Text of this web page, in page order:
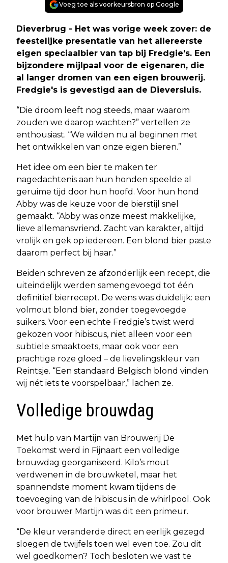
Voeg toe als voorkeursbron op Google
Dieverbrug - Het was vorige week zover: de
feestelijke presentatie van het allereerste
eigen speciaalbier van tap bij Fredgie’s. Een
bijzondere mijlpaal voor de eigenaren, die
al langer dromen van een eigen brouwerij.
Fredgie's is gevestigd aan de Dieversluis.
“Die droom leeft nog steeds, maar waarom
zouden we daarop wachten?” vertellen ze
enthousiast. “We wilden nu al beginnen met
het ontwikkelen van onze eigen bieren.”
Het idee om een bier te maken ter
nagedachtenis aan hun honden speelde al
geruime tijd door hun hoofd. Voor hun hond
Abby was de keuze voor de bierstijl snel
gemaakt. “Abby was onze meest makkelijke,
lieve allemansvriend. Zacht van karakter, altijd
vrolijk en gek op iedereen. Een blond bier paste
daarom perfect bij haar.”
Beiden schreven ze afzonderlijk een recept, die
uiteindelijk werden samengevoegd tot één
definitief bierrecept. De wens was duidelijk: een
volmout blond bier, zonder toegevoegde
suikers. Voor een echte Fredgie’s twist werd
gekozen voor hibiscus, niet alleen voor een
subtiele smaaktoets, maar ook voor een
prachtige roze gloed – de lievelingskleur van
Reintsje. “Een standaard Belgisch blond vinden
wij nét iets te voorspelbaar,” lachen ze.
Volledige brouwdag
Met hulp van Martijn van Brouwerij De
Toekomst werd in Fijnaart een volledige
brouwdag georganiseerd. Kilo’s mout
verdwenen in de brouwketel, maar het
spannendste moment kwam tijdens de
toevoeging van de hibiscus in de whirlpool. Ook
voor brouwer Martijn was dit een primeur.
“De kleur veranderde direct en eerlijk gezegd
sloegen de twijfels toen wel even toe. Zou dit
wel goedkomen? Toch besloten we vast te